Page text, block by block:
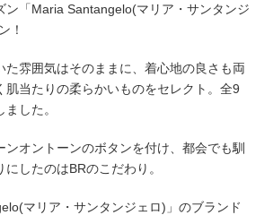
ン「Maria Santangelo(マリア・サンタンジ
！
た雰囲気はそのままに、着心地の良さも両
肌当たりの柔らかいものをセレクト。全9
した。
ンオントーンのボタンを付け、都会でも馴
したのはBRのこだわり。
マリア・サンタンジェロ)」のブランド